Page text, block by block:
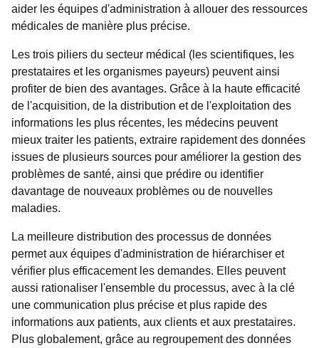
aider les équipes d'administration à allouer des ressources
médicales de manière plus précise.
Les trois piliers du secteur médical (les scientifiques, les
prestataires et les organismes payeurs) peuvent ainsi
profiter de bien des avantages. Grâce à la haute efficacité
de l'acquisition, de la distribution et de l'exploitation des
informations les plus récentes, les médecins peuvent
mieux traiter les patients, extraire rapidement des données
issues de plusieurs sources pour améliorer la gestion des
problèmes de santé, ainsi que prédire ou identifier
davantage de nouveaux problèmes ou de nouvelles
maladies.
La meilleure distribution des processus de données
permet aux équipes d'administration de hiérarchiser et
vérifier plus efficacement les demandes. Elles peuvent
aussi rationaliser l'ensemble du processus, avec à la clé
une communication plus précise et plus rapide des
informations aux patients, aux clients et aux prestataires.
Plus globalement, grâce au regroupement des données